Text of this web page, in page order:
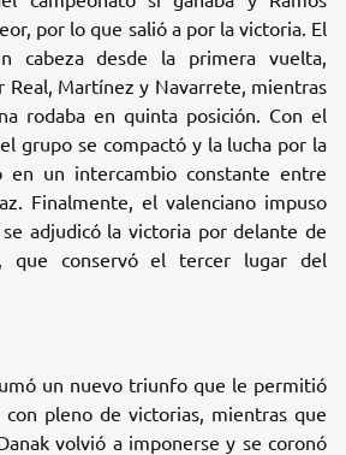
por lo que salió a por la victoria. El
cabeza desde la primera vuelta,
Real, Martínez y Navarrete, mientras
rodaba en quinta posición. Con el
grupo se compactó y la lucha por la
en un intercambio constante entre
Finalmente, el valenciano impuso
adjudicó la victoria por delante de
que conservó el tercer lugar del
un nuevo triunfo que le permitió
pleno de victorias, mientras que
volvió a imponerse y se coronó